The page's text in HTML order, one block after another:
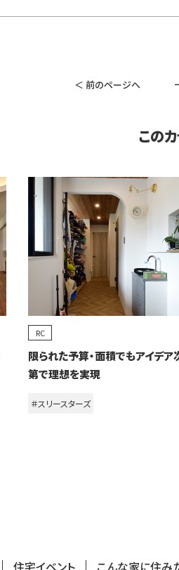
＜ 前のページへ
この
RC
限られた予算・面積でもアイデア
第で理想を実現
＃スリースターズ
住宅イベント こんな家に住み